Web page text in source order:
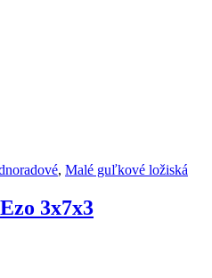
, Malé guľkové ložiská
3x7x3